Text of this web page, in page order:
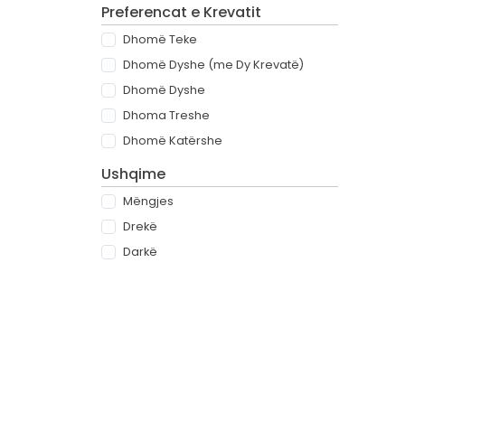
Preferencat e Krevatit
Dhomë Teke
Dhomë Dyshe (me Dy Krevatë)
Dhomë Dyshe
Dhoma Treshe
Dhomë Katërshe
Ushqime
Mëngjes
Drekë
Darkë